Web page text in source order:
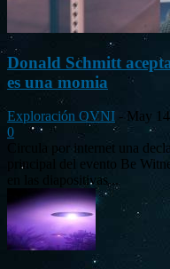
Donald Schmitt
es una momia
Exploración OVNI - May
0
Circula por internet una
principal del evento Be
en las diapositivas...